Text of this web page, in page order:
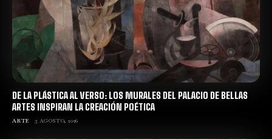
DE LA PLÁSTICA AL VERSO: LOS MURALES DEL PALACIO DE BELLAS
ARTES INSPIRAN LA CREACIÓN POÉTICA
ARTE 3 AGOSTO, 2026